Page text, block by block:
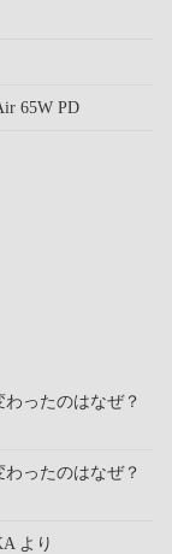
65W PD
ったのはなぜ？
ったのはなぜ？
より